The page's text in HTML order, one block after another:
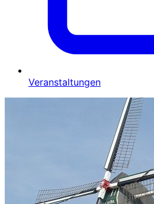
Veranstaltungen